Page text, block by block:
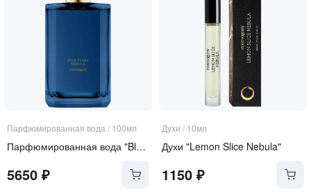
Парфюмированная вода / 100мл
Парфюмированная вода "Blue Flash Nebula"
5650 ₽
Духи / 10мл
Духи "Lemon Slice Nebula"
1150₽